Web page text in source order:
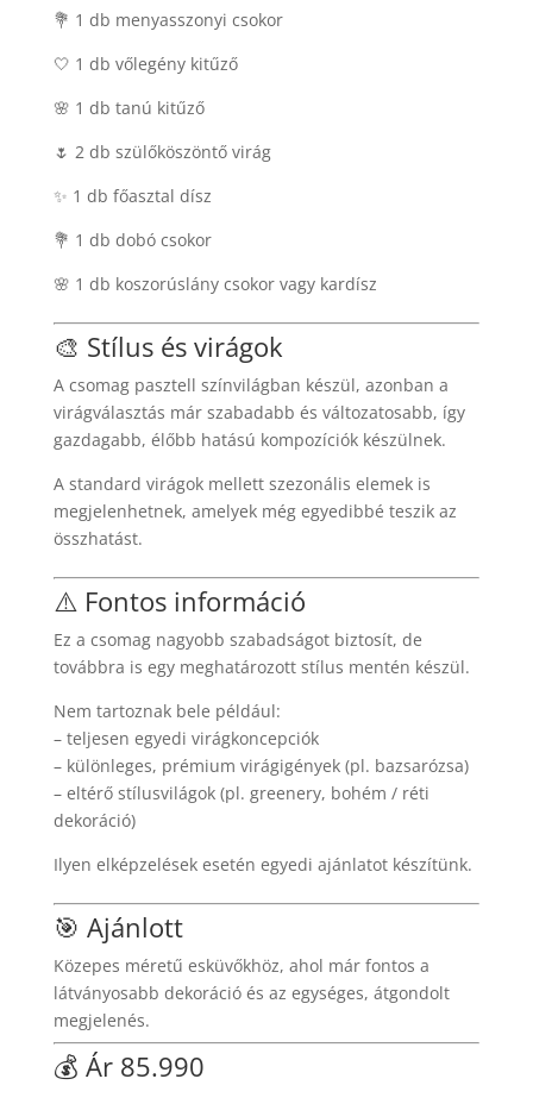
💐 1 db menyasszonyi csokor
🤍 1 db vőlegény kitűző
🌸 1 db tanú kitűző
🌷 2 db szülőköszöntő virág
✨ 1 db főasztal dísz
💐 1 db dobó csokor
🌸 1 db koszorúslány csokor vagy kardísz
🎨 Stílus és virágok
A csomag pasztell színvilágban készül, azonban a
virágválasztás már szabadabb és változatosabb, így
gazdagabb, élőbb hatású kompozíciók készülnek.
A standard virágok mellett szezonális elemek is
megjelenhetnek, amelyek még egyedibbé teszik az
összhatást.
⚠️ Fontos információ
Ez a csomag nagyobb szabadságot biztosít, de
továbbra is egy meghatározott stílus mentén készül.
Nem tartoznak bele például:
– teljesen egyedi virágkoncepciók
– különleges, prémium virágigények (pl. bazsarózsa)
– eltérő stílusvilágok (pl. greenery, bohém / réti
dekoráció)
Ilyen elképzelések esetén egyedi ajánlatot készítünk.
🎯 Ajánlott
Közepes méretű esküvőkhöz, ahol már fontos a
látványosabb dekoráció és az egységes, átgondolt
megjelenés.
💰 Ár 85.990